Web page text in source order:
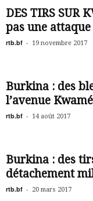
DES TIRS SUR
pas une attaque
rtb.bf - 19 novembre 2017
Burkina : des
l’avenue
rtb.bf - 14 août 2017
Burkina : des
détachement
rtb.bf - 20 mars 2017